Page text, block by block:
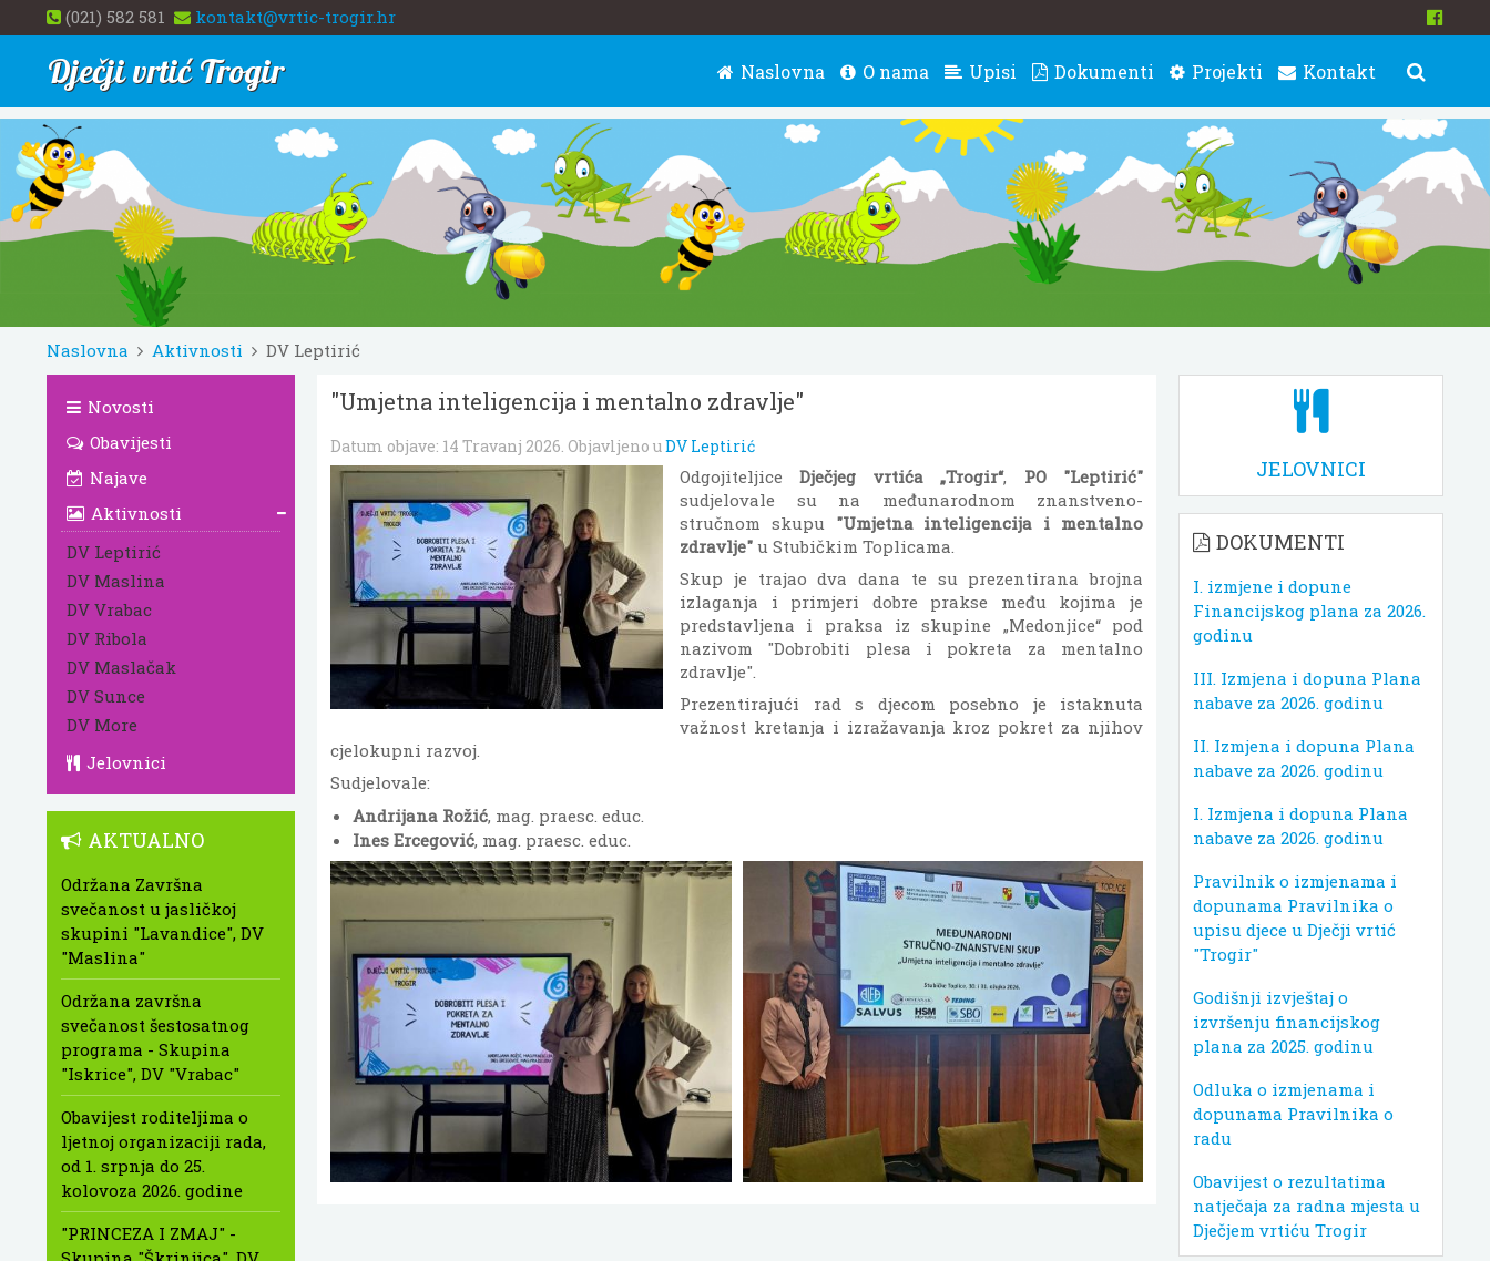
(021) 582 581 kontakt@vrtic-trogir.hr
Dječji vrtić Trogir Naslovna O nama Upisi Dokumenti Projekti Kontakt
Naslovna Aktivnosti DV Leptirić
"Umjetna inteligencija i mentalno zdravlje"
Datum objave: 14 Travanj 2026. Objavljeno uDV Leptirić
OdgojiteljiceDječjeg vrtića „Trogir“, PO "Leptirić"
sudjelovale su na međunarodnom znanstveno-
stručnom skupu "Umjetna inteligencija i mentalno
zdravlje" u Stubičkim Toplicama.
Skup je trajao dva dana te su prezentirana brojna
izlaganja i primjeri dobre prakse među kojima je
predstavljena i praksa iz skupine „Medonjice“ pod
nazivom "Dobrobiti plesa i pokreta za mentalno
zdravlje".
Prezentirajući rad s djecom posebno je istaknuta
važnost kretanja i izražavanja kroz pokret za njihov
cjelokupni razvoj.
Sudjelovale:
Andrijana Rožić, mag. praesc. educ.
Ines Ercegović, mag. praesc. educ.
Novosti
Obavijesti
Najave
Aktivnosti
DV Leptirić
DV Maslina
DV Vrabac
DV Ribola
DV Maslačak
DV Sunce
DV More
Jelovnici
AKTUALNO
Održana Završna
svečanost u jasličkoj
skupini "Lavandice", DV
"Maslina"
Održana završna
svečanost šestosatnog
programa - Skupina
"Iskrice", DV "Vrabac"
Obavijest roditeljima o
ljetnoj organizaciji rada,
od 1. srpnja do 25.
kolovoza 2026. godine
"PRINCEZA I ZMAJ" -
JELOVNICI
DOKUMENTI
I. izmjene i dopune
Financijskog plana za 2026.
godinu
III. Izmjena i dopuna Plana
nabave za 2026. godinu
II. Izmjena i dopuna Plana
nabave za 2026. godinu
I. Izmjena i dopuna Plana
nabave za 2026. godinu
Pravilnik o izmjenama i
dopunama Pravilnika o
upisu djece u Dječji vrtić
"Trogir"
Godišnji izvještaj o
izvršenju financijskog
plana za 2025. godinu
Odluka o izmjenama i
dopunama Pravilnika o
radu
Obavijest o rezultatima
natječaja za radna mjesta u
Dječjem vrtiću Trogir